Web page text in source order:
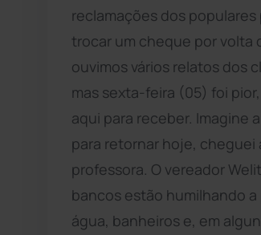
reclamações dos
trocar um cheque por volta
ouvimos vários relatos dos
mas sexta-feira (05) foi
aqui para receber. Imagine
para retornar hoje, cheguei
professora. O vereador
bancos estão humilhando
água, banheiros e, em